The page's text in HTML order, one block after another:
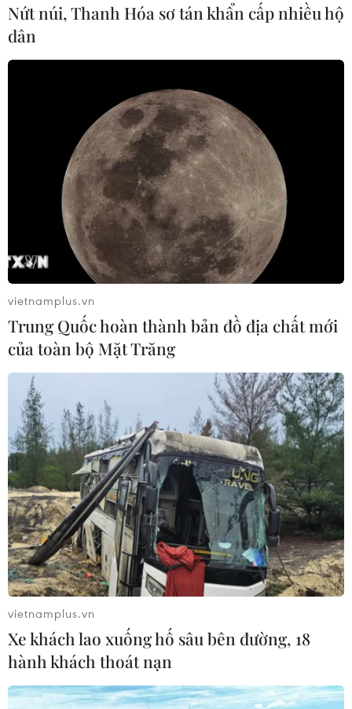
Nứt núi, Thanh Hóa sơ tán khẩn cấp nhiều hộ
dân
vietnamplus.vn
Trung Quốc hoàn thành bản đồ địa chất mới
của toàn bộ Mặt Trăng
vietnamplus.vn
Xe khách lao xuống hố sâu bên đường, 18
hành khách thoát nạn